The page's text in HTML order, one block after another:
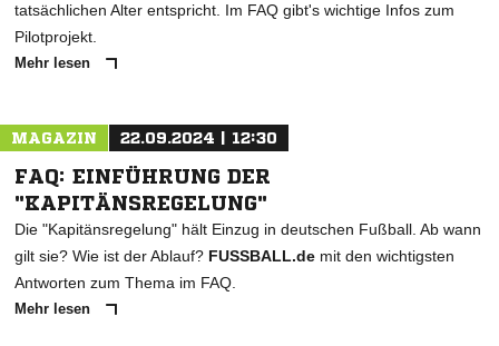
tatsächlichen Alter entspricht. Im FAQ gibt's wichtige Infos zum
Pilotprojekt.
Mehr lesen
MAGAZIN 22.09.2024 | 12:30
FAQ: EINFÜHRUNG DER
"KAPITÄNSREGELUNG"
Die "Kapitänsregelung" hält Einzug in deutschen Fußball. Ab wann
gilt sie? Wie ist der Ablauf? FUSSBALL.de mit den wichtigsten
Antworten zum Thema im FAQ.
Mehr lesen